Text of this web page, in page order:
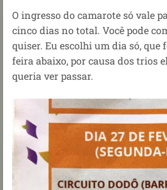
O ingresso do camarote só vale
cinco dias no total. Você pode
quiser. Eu escolhi um dia só, que
feira abaixo, por causa dos trios
queria ver passar.